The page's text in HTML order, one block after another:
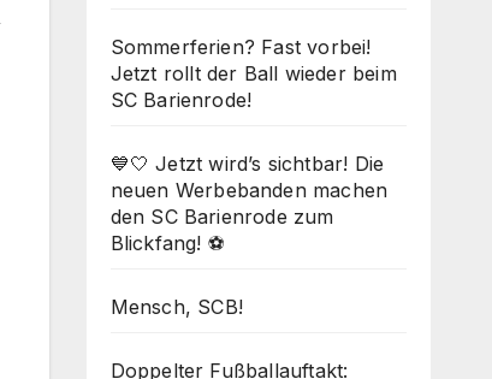
Sommerferien? Fast vorbei!
Jetzt rollt der Ball wieder beim
SC Barienrode!
💙🤍 Jetzt wird’s sichtbar! Die
neuen Werbebanden machen
den SC Barienrode zum
Blickfang! ⚽
Mensch, SCB!
Doppelter Fußballauftakt: